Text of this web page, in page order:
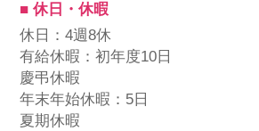
■ 休日・休暇
休日：4週8休
有給休暇：初年度10日
慶弔休暇
年末年始休暇：5日
夏期休暇